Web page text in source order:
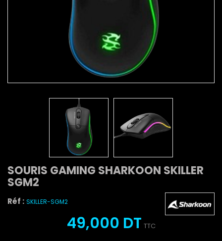
SOURIS GAMING SHARKOON SKILLER
SGM2
Réf : SKILLER-SGM2
49,000 DT TTC